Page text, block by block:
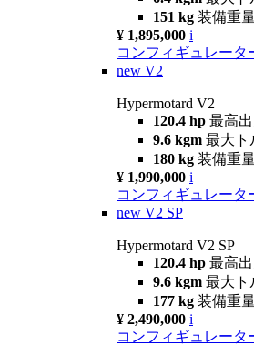
151 kg 装備重
¥ 1,895,000 i
コンフィギュレータ
new V2
Hypermotard V2
120.4 hp 最高
9.6 kgm 最大ト
180 kg 装備重
¥ 1,990,000 i
コンフィギュレータ
new V2 SP
Hypermotard V2 SP
120.4 hp 最高
9.6 kgm 最大ト
177 kg 装備重
¥ 2,490,000 i
コンフィギュレータ